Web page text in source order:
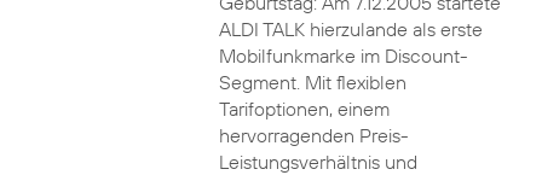
ALDI TALK hierzulande als erste
Mobilfunkmarke im Discount-
Segment. Mit flexiblen
Tarifoptionen, einem
hervorragenden Preis-
Leistungsverhältnis und